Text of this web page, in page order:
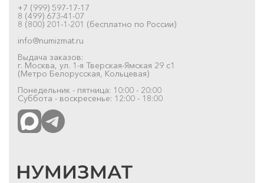
+7 (999) 597-17-17
8 (499) 673-41-07
8 (800) 201-1-201 (бесплатно по России)
info@numizmat.ru
Выдача заказов:
г. Москва, ул. 1-я Тверская-Ямская 29 с1
(Метро Белорусская, Кольцевая)
Понедельник - пятница: 10:00 - 20:00
Суббота - воскресенье: 12:00 - 18:00